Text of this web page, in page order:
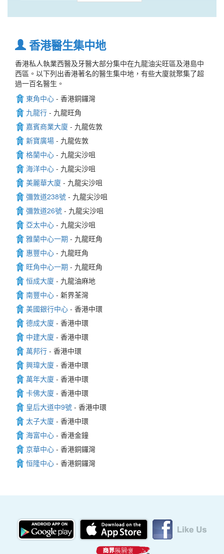
香港醫生集中地
香港私人執業西醫及牙醫大部分集中在九龍油尖旺區及港島中
西區。以下列出香港著名的醫生集中地，有些大廈就聚集了超
過一百名醫生。
東角中心 - 香港銅鑼灣
九龍行 - 九龍旺角
嘉賓商業大廈 - 九龍佐敦
新寶廣場 - 九龍佐敦
格蘭中心 - 九龍尖沙咀
海洋中心 - 九龍尖沙咀
美麗華大廈 - 九龍尖沙咀
彌敦道238號 - 九龍尖沙咀
彌敦道26號 - 九龍尖沙咀
亞太中心 - 九龍尖沙咀
雅蘭中心一期 - 九龍旺角
惠豐中心 - 九龍旺角
旺角中心一期 - 九龍旺角
恒成大廈 - 九龍油麻地
南豐中心 - 新界荃灣
美國銀行中心 - 香港中環
德成大廈 - 香港中環
中建大廈 - 香港中環
萬邦行 - 香港中環
興瑋大廈 - 香港中環
萬年大廈 - 香港中環
卡佛大廈 - 香港中環
皇后大道中9號 - 香港中環
太子大廈 - 香港中環
海富中心 - 香港金鐘
京華中心 - 香港銅鑼灣
恒隆中心 - 香港銅鑼灣